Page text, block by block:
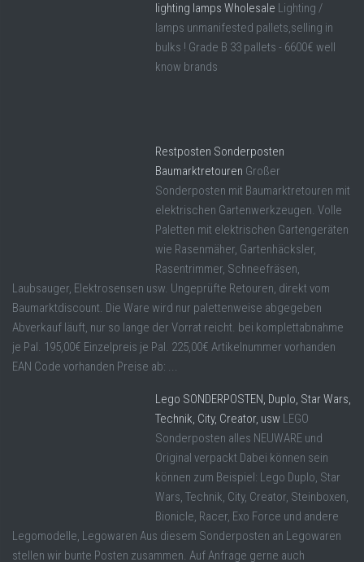
lighting lamps Wholesale Lighting /
lamps unmanifested pallets,selling in
bulks ! Grade B 33 pallets - 6600€ well
know brands
Restposten Sonderposten
Baumarktretouren Großer
Sonderposten mit Baumarktretouren mit
elektrischen Gartenwerkzeugen. Volle
Paletten mit elektrischen Gartengeräten
wie Rasenmäher, Gartenhäcksler,
Rasentrimmer, Schneefräsen,
Laubsauger, Elektrosensen usw. Ungeprüfte Retouren, direkt vom
Baumarktdiscount. Die Ware wird nur palettenweise abgegeben
Abverkauf läuft, nur so lange der Vorrat reicht. bei komplettabnahme
je Pal. 195,00€ Einzelpreis je Pal. 225,00€ Artikelnummer vorhanden
EAN Code vorhanden Preise ab: ...
Lego SONDERPOSTEN, Duplo, Star Wars,
Technik, City, Creator, usw LEGO
Sonderposten alles NEUWARE und
Original verpackt Dabei können sein
können zum Beispiel: Lego Duplo, Star
Wars, Technik, City, Creator, Steinboxen,
Bionicle, Racer, Exo Force und andere
Legomodelle, Legowaren Aus diesem Sonderposten an Legowaren
stellen wir bunte Posten zusammen. Auf Anfrage gerne auch